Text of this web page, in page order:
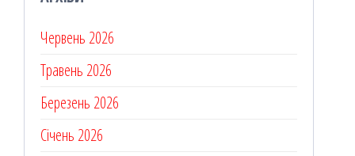
Червень 2026
Травень 2026
Березень 2026
Січень 2026